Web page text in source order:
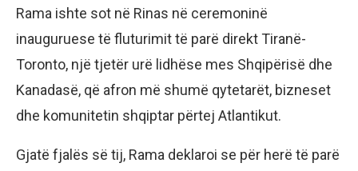
Rama ishte sot në Rinas në ceremoninë
inauguruese të fluturimit të parë direkt Tiranë-
Toronto, një tjetër urë lidhëse mes Shqipërisë dhe
Kanadasë, që afron më shumë qytetarët, bizneset
dhe komunitetin shqiptar përtej Atlantikut.
Gjatë fjalës së tij, Rama deklaroi se për herë të parë